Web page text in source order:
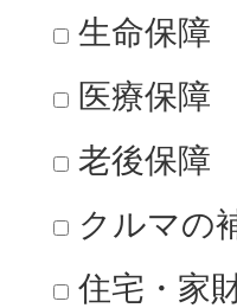
生命保障
医療保障
老後保障
クルマの
住宅・家